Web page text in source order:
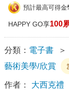
預計最高可得金
HAPPY GO享100
分類： 電子書 ＞
藝術美學/欣賞
作者： 大西克禮